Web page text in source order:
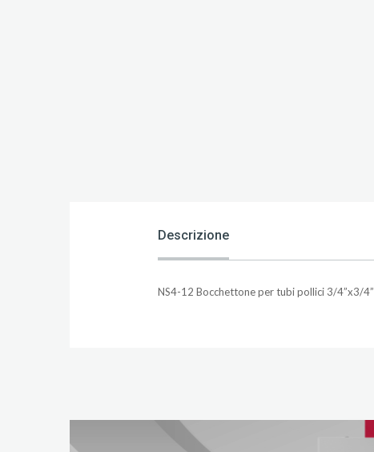
Descrizione
NS4-12 Bocchettone per tubi pollici 3/4”x3/4”